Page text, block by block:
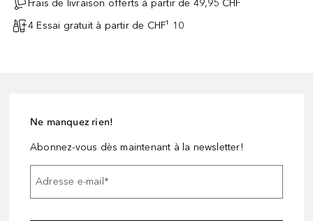
Frais de livraison offerts à partir de 49,95 CHF
4 Essai gratuit à partir de CHF¹ 10
Ne manquez rien!
Abonnez-vous dès maintenant à la newsletter!
Adresse e-mail*